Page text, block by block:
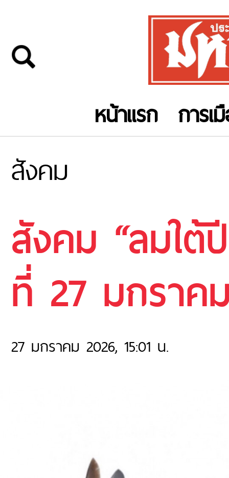
หน้าแรก การเ
สังคม
สังคม “ลมใต้
ที่ 27 มกราค
27 มกราคม 2026, 15:01 น.